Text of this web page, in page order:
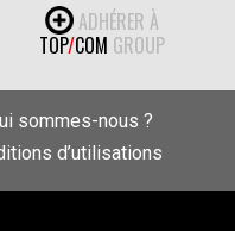
ADHÉRER À
TOP/COM GROUP
sommes-nous ?
d’utilisations